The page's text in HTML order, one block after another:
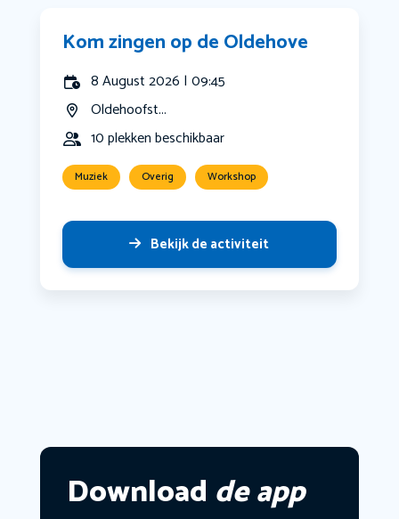
Kom zingen op de Oldehove
8 August 2026 | 09:45
Oldehoofst...
10 plekken beschikbaar
Muziek Overig Workshop
Bekijk de activiteit
Download de app